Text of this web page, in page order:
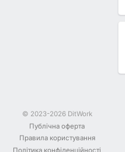
© 2023-2026 DitWork
Публічна оферта
Правила користування
Політика конфіденційності